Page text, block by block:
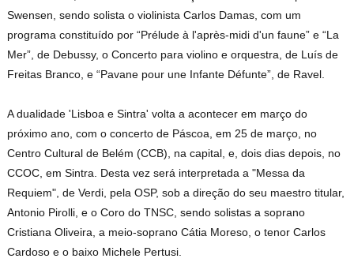
Swensen, sendo solista o violinista Carlos Damas, com um
programa constituído por “Prélude à l'après-midi d'un faune” e “La
Mer”, de Debussy, o Concerto para violino e orquestra, de Luís de
Freitas Branco, e “Pavane pour une Infante Défunte”, de Ravel.
A dualidade 'Lisboa e Sintra' volta a acontecer em março do
próximo ano, com o concerto de Páscoa, em 25 de março, no
Centro Cultural de Belém (CCB), na capital, e, dois dias depois, no
CCOC, em Sintra. Desta vez será interpretada a "Messa da
Requiem", de Verdi, pela OSP, sob a direção do seu maestro titular,
Antonio Pirolli, e o Coro do TNSC, sendo solistas a soprano
Cristiana Oliveira, a meio-soprano Cátia Moreso, o tenor Carlos
Cardoso e o baixo Michele Pertusi.